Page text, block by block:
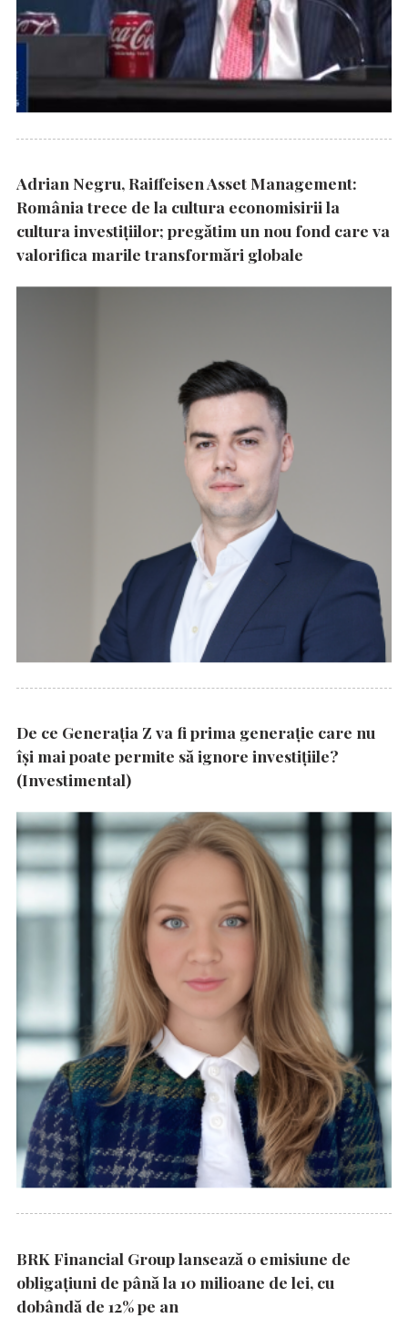
Adrian Negru, Raiffeisen Asset Management:
România trece de la cultura economisirii la
cultura investițiilor; pregătim un nou fond care va
valorifica marile transformări globale
De ce Generația Z va fi prima generație care nu
își mai poate permite să ignore investițiile?
(Investimental)
BRK Financial Group lansează o emisiune de
obligațiuni de până la 10 milioane de lei, cu
dobândă de 12% pe an